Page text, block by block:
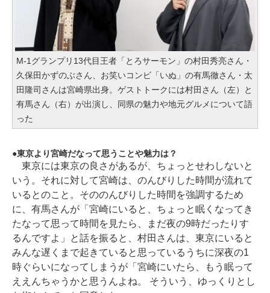
M-1グランプリ13代目王者「とろサーモン」の村田秀亮さん・
久保田かずのぶさん、お笑いコンビ「いぬ」の有馬徹さん・太
田隆司さんは宮崎県出身。ゲストトークには村田さん（左）と
有馬さん（右）が出演し、同県の魅力や地元グルメについて語
った
東京より宮崎だなって思うことや魅力は？
東京には東京の良さがあるが、ちょっとせわしないと
いう。それに対して宮崎は、のんびりした時間が流れて
いるとのこと。そののんびりした時間を強調するため
に、有馬さんが「宮崎にいると、ちょっと眠くなってき
たなって思って時間を見たら、まだ夜の9時だったりす
るんですよ」と話を振ると、村田さんは、東京にいると
みんな遅くまで起きていると思っているうちに深夜の1
時ぐらいになってしまうが「宮崎にいたら、もう眠って
ええんちゃうかと思うんよね。 そういう、ゆっくりとし